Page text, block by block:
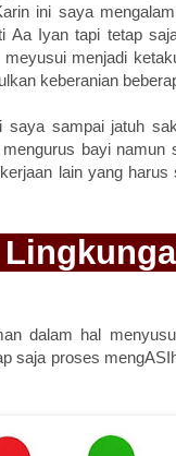
ini saya
Aa Iyan tapi tetap
menjadi
keberanian
saya sampai jatuh
bayi namun
lain yang
dalam hal
saja proses